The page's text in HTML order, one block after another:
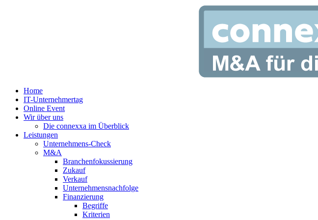
Home
IT-Unternehmertag
Online Event
Wir über uns
Die connexxa im Überblick
Leistungen
Unternehmens-Check
M&A
Branchenfokussierung
Zukauf
Verkauf
Unternehmensnachfolge
Finanzierung
Begriffe
Kriterien